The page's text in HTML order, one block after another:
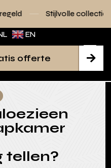
collecties voor elk
EN

offerte
tellen?